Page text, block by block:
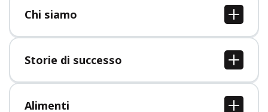
Chi siamo
Chi siamo
Lavori
Stampa
Storie di successo
Tutte le storie di successo
Alimenti